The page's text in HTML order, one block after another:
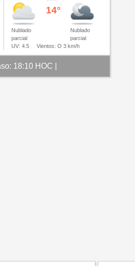
Nublado
parcial
14°
Nublado
parcial
UV: 4.5
Vientos: O 3 km/h
18:10 HOC |